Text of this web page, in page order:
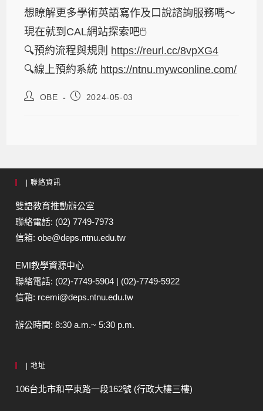
想瞭解更多學術英語寫作及口說諮詢服務嗎～
現在就到CAL網站探索吧🖱️
🔍預約流程與規則 https://reurl.cc/8vpXG4
🔍線上預約系統 https://ntnu.mywconline.com/
OBE 2024-05-03
| 聯絡資訊
雙語教育推動辦公室
聯絡電話: (02) 7749-7973
信箱: obe@deps.ntnu.edu.tw
EMI教學資源中心
聯絡電話: (02)-7749-5904 | (02)-7749-5922
信箱: rcemi@deps.ntnu.edu.tw
辦公時間: 8:30 a.m.~ 5:30 p.m.
| 地址
106台北市和平東路一段162號 (行政大樓三樓)